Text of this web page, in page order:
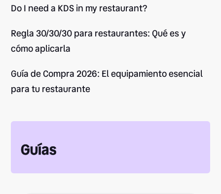
Do I need a KDS in my restaurant?
Regla 30/30/30 para restaurantes: Qué es y
cómo aplicarla
Guía de Compra 2026: El equipamiento esencial
para tu restaurante
Guías